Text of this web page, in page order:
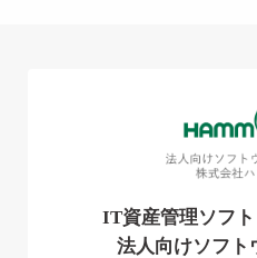
IT資産管理ソフ
法人向けソフト